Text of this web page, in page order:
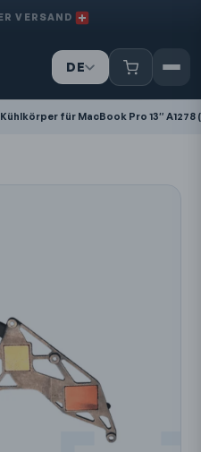
VERSAND
DE
IT
Kühlkörper für MacBook Pro 13″ A1278